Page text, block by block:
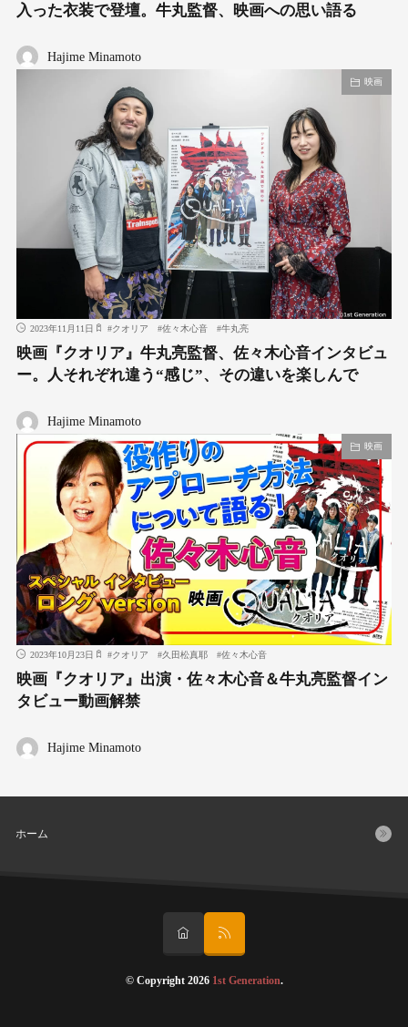
入った衣装で登壇。牛丸監督、映画への思い語る
Hajime Minamoto
映画
2023年11月11日 #クオリア #佐々木心音 #牛丸亮
映画『クオリア』牛丸亮監督、佐々木心音インタビュ
ー。人それぞれ違う“感じ”、その違いを楽しんで
Hajime Minamoto
映画
2023年10月23日 #クオリア #久田松真耶 #佐々木心音
映画『クオリア』出演・佐々木心音＆牛丸亮監督イン
タビュー動画解禁
Hajime Minamoto
ホーム
© Copyright 2026 1st Generation.